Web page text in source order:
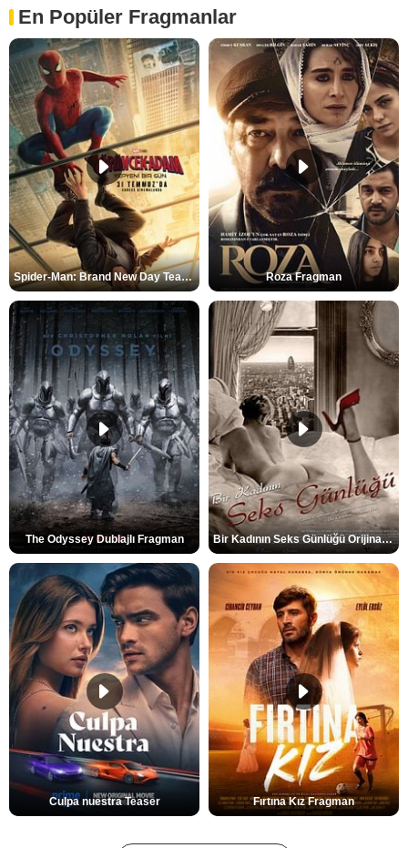
En Popüler Fragmanlar
Spider-Man: Brand New Day Teaser Roza Fragman
The Odyssey Dublajlı Fragman Bir Kadının Seks Günlüğü Orijinal Fragman
Culpa nuestra Teaser Fırtına Kız Fragman